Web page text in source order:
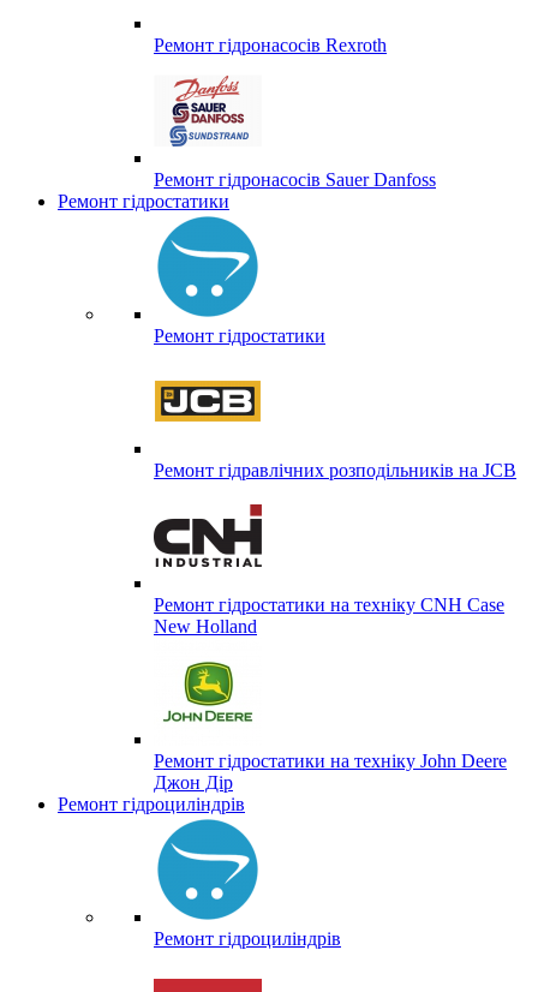
Ремонт гідронасосів Rexroth
Ремонт гідронасосів Sauer Danfoss
Ремонт гідростатики
Ремонт гідростатики
Ремонт гідравлічних розподільників на JCB
Ремонт гідростатики на техніку CNH Case
New Holland
Ремонт гідростатики на техніку John Deere
Джон Дір
Ремонт гідроциліндрів
Ремонт гідроциліндрів